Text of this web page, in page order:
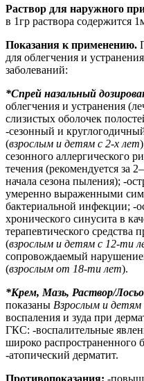
Раствор для наружного
в 1гр раствора содержится
Показания к применению.
для облегчения и
заболеваний:
*Спрей назальный
облегчения и устранения
слизистых оболочек
-сезонный и
(взрослым и детям с 2-х лет
сезонного аллергического
течения (рекомендуется за
начала сезона пыления); -
умеренно выраженными
бактериальной инфекции; -
хронического синусита в
терапевтического средства
(взрослым и детям с 12-ти
сопровождаемый
(взрослым от 18-ти лет).
*Крем, Мазь, Раствор/
показаны Взрослым и
воспаления и зуда при
ГКС: -воспалительные
широко распространенного
-атопический дерматит.
Противопоказания: -